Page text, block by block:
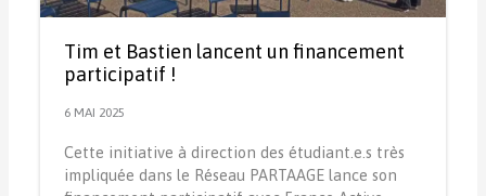
Tim et Bastien lancent un financement
participatif !
6 MAI 2025
Cette initiative à direction des étudiant.e.s très
impliquée dans le Réseau PARTAAGE lance son